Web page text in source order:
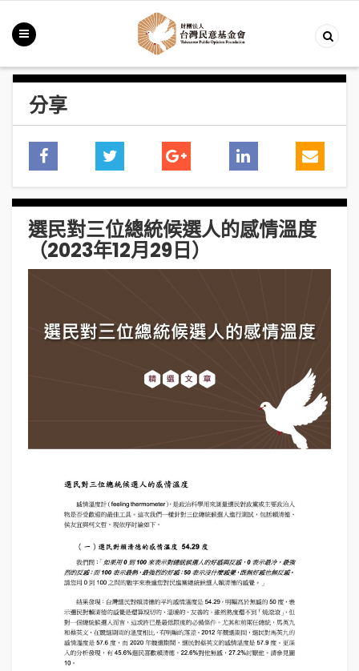
分享
選民對三位總統候選人的感情溫度
（2023年12月29日）